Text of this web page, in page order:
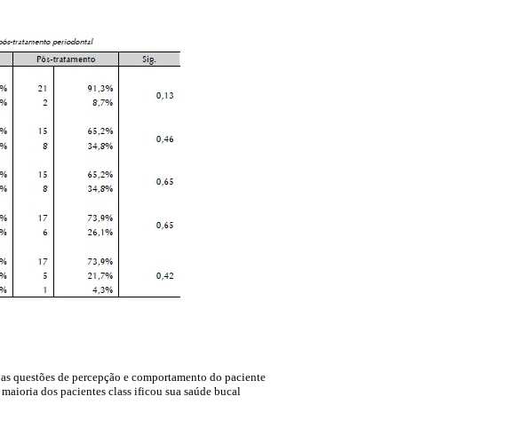
questões de percepção e comportamento do paciente
dos pacientes class ificou sua saúde bucal